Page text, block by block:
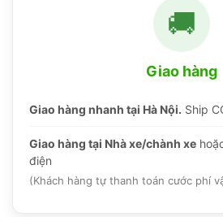
🚚
Giao hàng
Giao hàng nhanh tại Hà Nội. Ship
Giao hàng tại Nhà xe/chành xe
điện
(Khách hàng tự thanh toán cước phí